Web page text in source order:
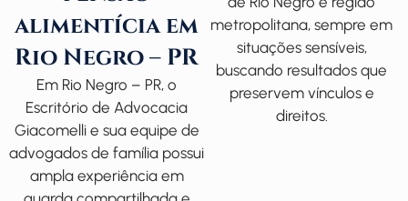
alimentícia em
Rio Negro – PR
Em Rio Negro – PR, o
Escritório de Advocacia
Giacomellie sua equipe de
advogados de família possui
ampla experiência em
metropolitana, sempre em
situações sensíveis,
buscando resultados que
preservem vínculos e
direitos.